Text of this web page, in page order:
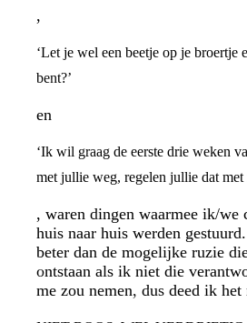
,
‘Let je wel een beetje op je broertje
bent?’
en
‘Ik wil graag de eerste drie weken
met jullie weg, regelen jullie dat met
, waren dingen waarmee ik/we
huis naar huis werden
beter dan de mogelijke ruzie
ontstaan als ik niet die
me zou nemen, dus deed ik